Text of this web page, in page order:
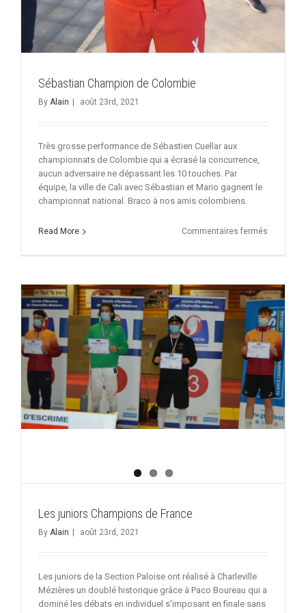
Sébastian Champion de Colombie
By Alain août 23rd, 2021
Très grosse performance de Sébastien Cuellar aux
championnats de Colombie qui a écrasé la concurrence,
aucun adversaire ne dépassant les 10 touches. Par
équipe, la ville de Cali avec Sébastian et Mario gagnent le
championnat national. Braco à nos amis colombiens.
Read More Commentaires fermés
Les juniors Champions de France
By Alain | août 23rd, 2021
Les juniors de la Section Paloise ont réalisé à Charleville
Mézières un doublé historique grâce à Paco Boureau qui a
dominé les débats en individuel s'imposant en finale sans